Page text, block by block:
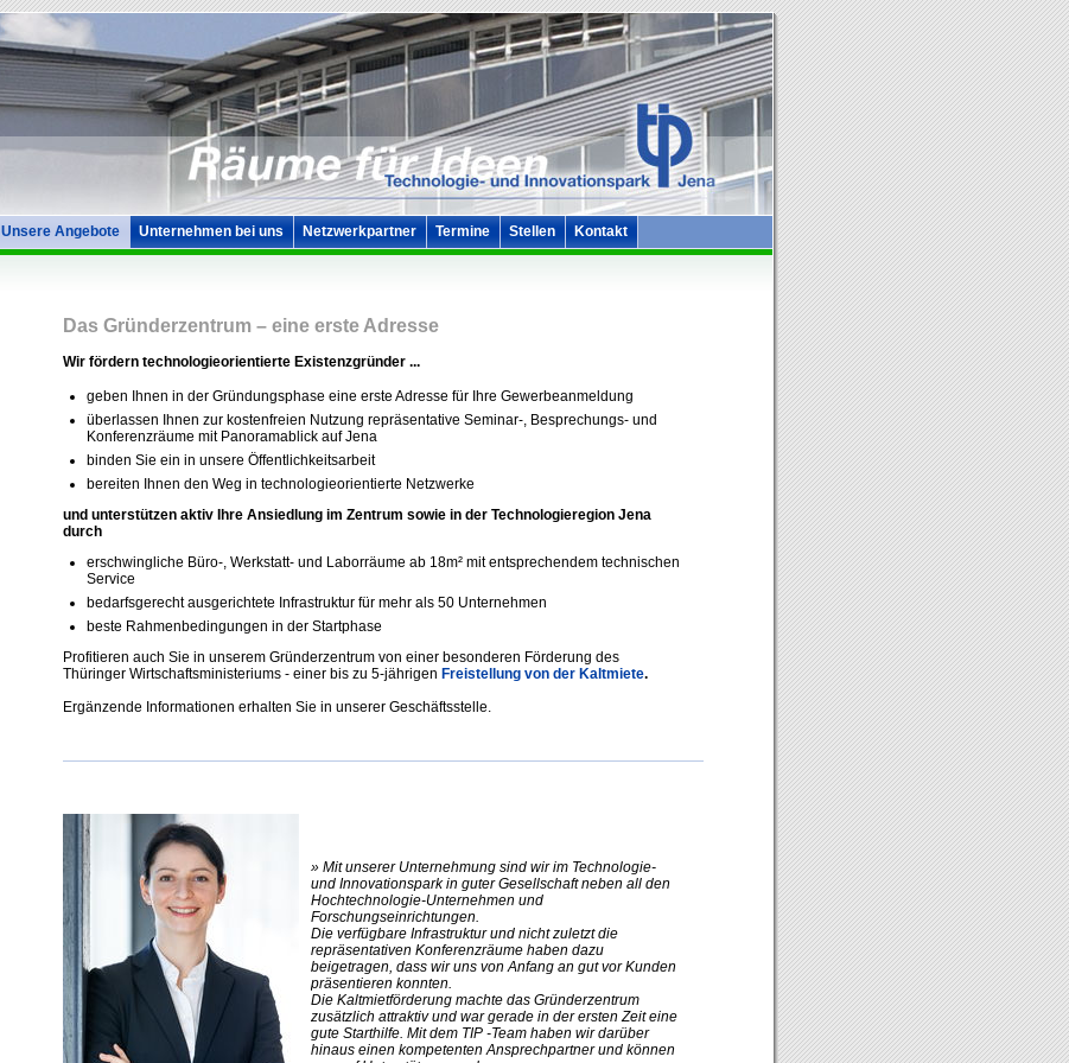
Unsere Angebote Unternehmen bei uns Netzwerkpartner Termine Stellen Kontakt
Das Gründerzentrum – eine erste Adresse
Wir fördern technologieorientierte Existenzgründer ...
geben Ihnen in der Gründungsphase eine erste Adresse für Ihre Gewerbeanmeldung
überlassen Ihnen zur kostenfreien Nutzung repräsentative Seminar-, Besprechungs- und
Konferenzräume mit Panoramablick auf Jena
binden Sie ein in unsere Öffentlichkeitsarbeit
bereiten Ihnen den Weg in technologieorientierte Netzwerke
und unterstützen aktiv Ihre Ansiedlung im Zentrum sowie in der Technologieregion Jena
durch
erschwingliche Büro-, Werkstatt- und Laborräume ab 18m² mit entsprechendem technischen
Service
bedarfsgerecht ausgerichtete Infrastruktur für mehr als 50 Unternehmen
beste Rahmenbedingungen in der Startphase
Profitieren auch Sie in unserem Gründerzentrum von einer besonderen Förderung des
Thüringer Wirtschaftsministeriums - einer bis zu 5-jährigen Freistellung von der Kaltmiete.
Ergänzende Informationen erhalten Sie in unserer Geschäftsstelle.
» Mit unserer Unternehmung sind wir im Technologie-
und Innovationspark in guter Gesellschaft neben all den
Hochtechnologie-Unternehmen und
Forschungseinrichtungen.
Die verfügbare Infrastruktur und nicht zuletzt die
repräsentativen Konferenzräume haben dazu
beigetragen, dass wir uns von Anfang an gut vor Kunden
präsentieren konnten.
Die Kaltmietförderung machte das Gründerzentrum
zusätzlich attraktiv und war gerade in der ersten Zeit eine
gute Starthilfe. Mit dem TIP -Team haben wir darüber
hinaus einen kompetenten Ansprechpartner und können